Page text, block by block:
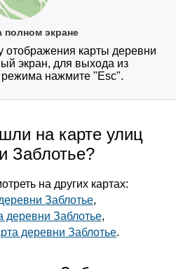
полном экране
отображения карты деревни
экран, для выхода из
режима нажмите "Esc".
на карте улиц
Заблотье?
на других картах:
Заблотье,
деревни Заблотье,
деревни Заблотье.